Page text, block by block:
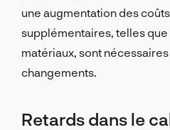
une augmentation des
supplémentaires, telles
matériaux, sont
changements.
Retards dans le